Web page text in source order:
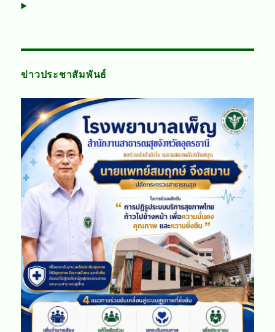
ข่าวประชาสัมพันธ์